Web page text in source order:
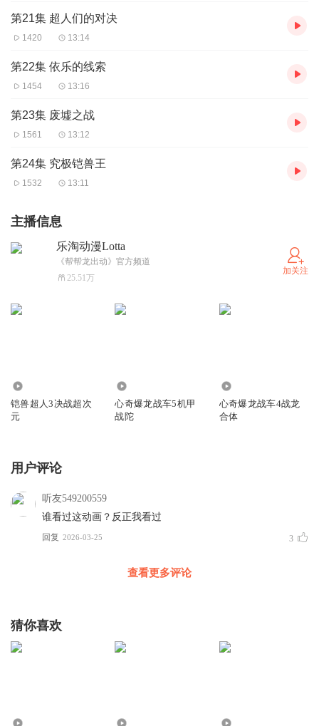
第21集 超人们的对决
1420 13:14
第22集 依乐的线索
1454 13:16
第23集 废墟之战
1561 13:12
第24集 究极铠兽王
1532 13:11
主播信息
乐淘动漫Lotta
《帮帮龙出动》官方频道
25.51万
加关注
铠兽超人3决战超次
元
心奇爆龙战车5机甲
战陀
心奇爆龙战车4战龙
合体
用户评论
听友549200559
谁看过这动画？反正我看过
回复 2026-03-25 3
查看更多评论
猜你喜欢